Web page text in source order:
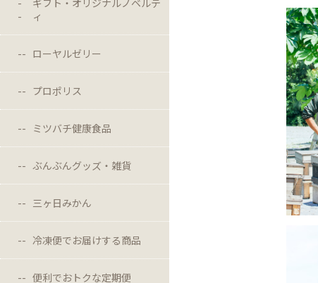
ィ
ローヤルゼリー
プロポリス
ミツバチ健康食品
ぶんぶんグッズ・雑貨
三ヶ日みかん
冷凍便でお届けする商品
便利でおトクな定期便